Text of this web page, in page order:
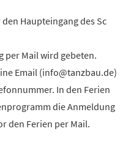
den Haupteingang des Sc
per Mail wird gebeten.
Email (info@tanzbau.de)
In den Ferien
die Anmeldung
den Ferien per Mail.